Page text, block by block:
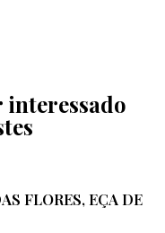
interessado
FLORES, EÇA DE